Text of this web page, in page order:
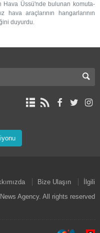
Hava Üssü'nde bulunan komuta-
araçlarının hangarlarının
duyurdu.
Bize Ulaşın
İlgili
Agency. All rights reserved